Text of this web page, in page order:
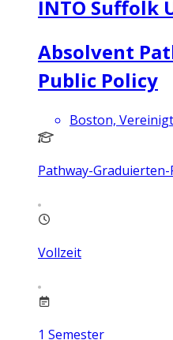
INTO Suffolk
Absolvent
Public Policy
Boston,
Pathway-
Vollzeit
1 Semester